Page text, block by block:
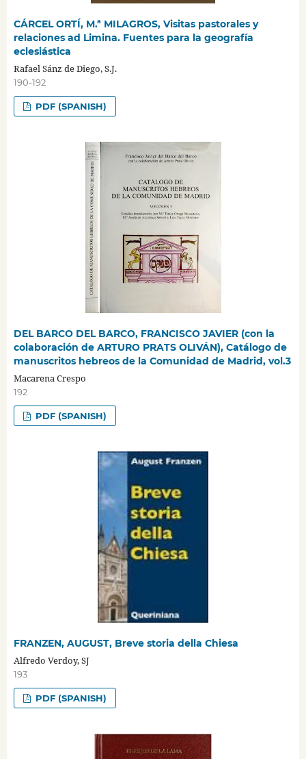
CÁRCEL ORTÍ, M.ª MILAGROS, Visitas pastorales y
relaciones ad Limina. Fuentes para la geografía
eclesiástica
Rafael Sánz de Diego, S.J.
190-192
PDF (SPANISH)
DEL BARCO DEL BARCO, FRANCISCO JAVIER (con la
colaboración de ARTURO PRATS OLIVÁN), Catálogo de
manuscritos hebreos de la Comunidad de Madrid, vol.3
Macarena Crespo
192
PDF (SPANISH)
FRANZEN, AUGUST, Breve storia della Chiesa
Alfredo Verdoy, SJ
193
PDF (SPANISH)